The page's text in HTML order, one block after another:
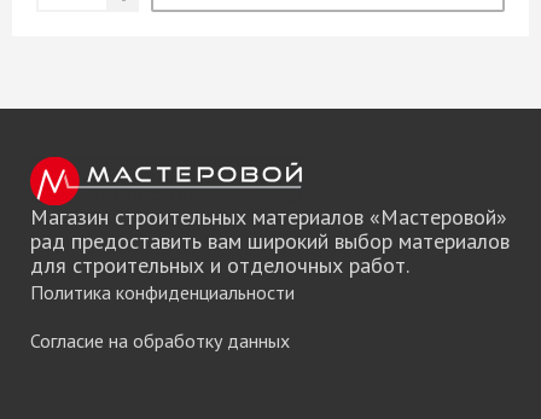
Магазин строительных материалов «Мастеровой»
рад предоставить вам широкий выбор материалов
для строительных и отделочных работ.
Политика конфиденциальности
Согласие на обработку данных